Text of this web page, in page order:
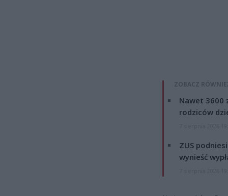
ZOBACZ
Nawet 3600
rodziców
ZUS
wynieść